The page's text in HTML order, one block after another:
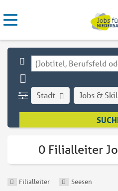
Stadt Jobs &
0 Filialleiter
Filialleiter Seesen